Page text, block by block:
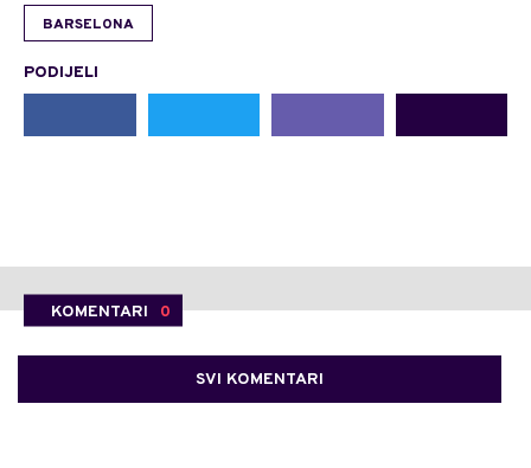
BARSELONA
PODIJELI
KOMENTARI 0
SVI KOMENTARI